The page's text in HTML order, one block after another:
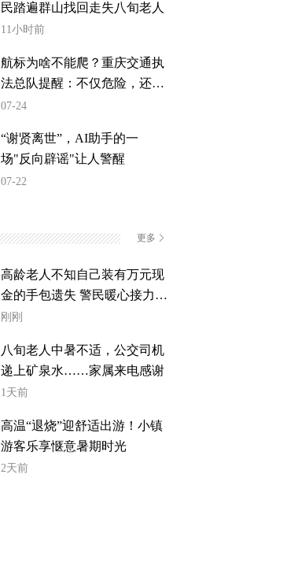
民踏遍群山找回走失八旬老人
11小时前
航标为啥不能爬？重庆交通执
法总队提醒：不仅危险，还违
法！
07-24
“谢贤离世”，AI助手的一
场"反向辟谣"让人警醒
07-22
更多
高龄老人不知自己装有万元现
金的手包遗失 警民暖心接力辗
转寻找失主
刚刚
八旬老人中暑不适，公交司机
递上矿泉水……家属来电感谢
1天前
高温“退烧”迎舒适出游！小镇
游客乐享惬意暑期时光
2天前